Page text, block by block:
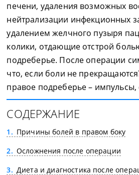
печени, удаления возможных
нейтрализации инфекционных
удалением желчного пузыря
колики, отдающие отстрой
подреберье. После операции
что, если боли не
правое подреберье – импульсы,
СОДЕРЖАНИЕ
1
Причины болей в правом боку
2
Осложнения после операции
3
Диета и диагностика после